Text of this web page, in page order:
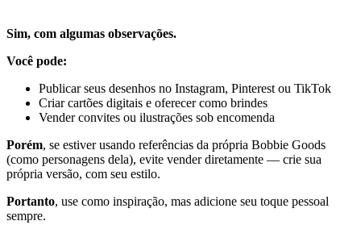
Sim, com algumas observações.
Você pode:
Publicar seus desenhos no Instagram, Pinterest ou TikTok
Criar cartões digitais e oferecer como brindes
Vender convites ou ilustrações sob encomenda
Porém, se estiver usando referências da própria Bobbie Goods
(como personagens dela), evite vender diretamente — crie sua
própria versão, com seu estilo.
Portanto, use como inspiração, mas adicione seu toque pessoal
sempre.